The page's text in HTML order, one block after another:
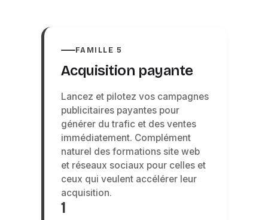
FAMILLE 5
Acquisition payante
Lancez et pilotez vos campagnes
publicitaires payantes pour
générer du trafic et des ventes
immédiatement. Complément
naturel des formations site web
et réseaux sociaux pour celles et
ceux qui veulent accélérer leur
acquisition.
1